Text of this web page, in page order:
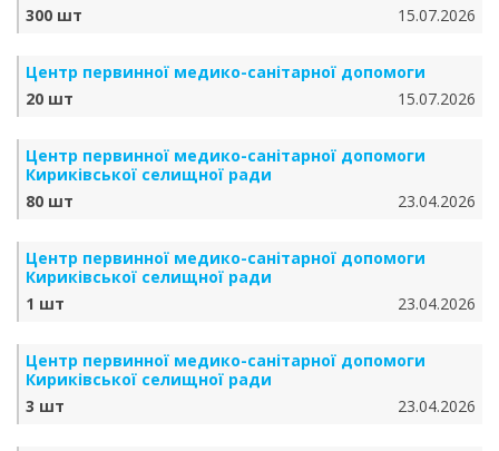
300 шт
15.07.2026
Центр первинної медико-санітарної допомоги
20 шт
15.07.2026
Центр первинної медико-санітарної допомоги
Кириківської селищної ради
80 шт
23.04.2026
Центр первинної медико-санітарної допомоги
Кириківської селищної ради
1 шт
23.04.2026
Центр первинної медико-санітарної допомоги
Кириківської селищної ради
3 шт
23.04.2026